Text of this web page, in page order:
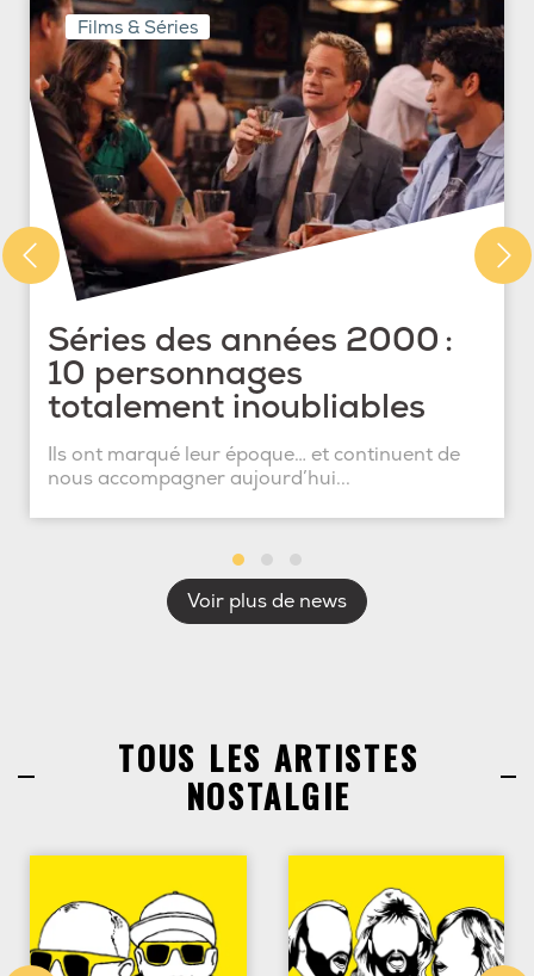
Films & Séries
Séries des années 2000 :
10 personnages
totalement inoubliables
Ils ont marqué leur époque… et continuent de
nous accompagner aujourd’hui...
Voir plus de news
TOUS LES ARTISTES
NOSTALGIE